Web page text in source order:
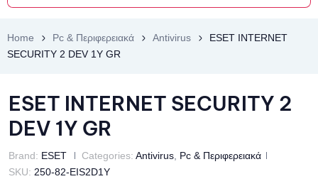
Home Pc & Περιφερειακά Antivirus
ESET INTERNET
SECURITY 2 DEV 1Y GR
ESET INTERNET SECURITY 2
DEV 1Y GR
Brand: ESET Categories: Antivirus Pc & Περιφερειακά
SKU: 250-82-EIS2D1Y